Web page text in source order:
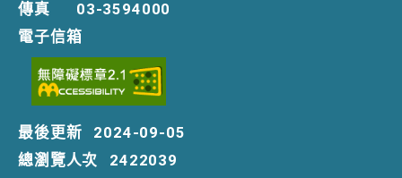
傳真
03-3594000
電子信箱
最後更新
2024-09-05
總瀏覽人次
2422039